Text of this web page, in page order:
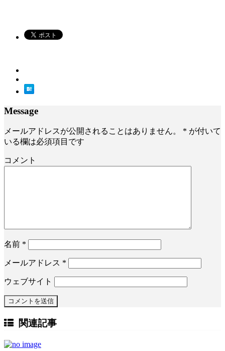
Message
メールアドレスが公開されることはありません。 * が付いて
いる欄は必須項目です
コメント
名前 *
メールアドレス *
ウェブサイト
関連記事